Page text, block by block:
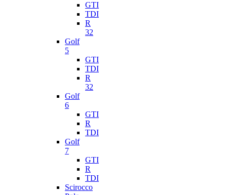
GTI
TDI
R
32
Golf
5
GTI
TDI
R
32
Golf
6
GTI
R
TDI
Golf
7
GTI
R
TDI
Scirocco